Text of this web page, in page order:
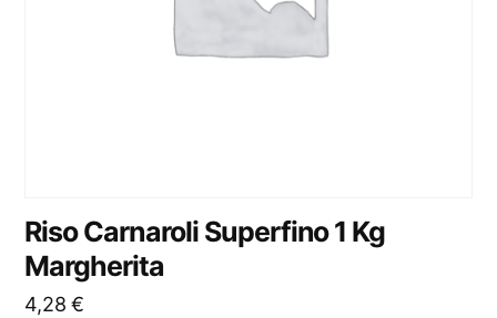
Riso Carnaroli Superfino 1 Kg
Margherita
4,28€